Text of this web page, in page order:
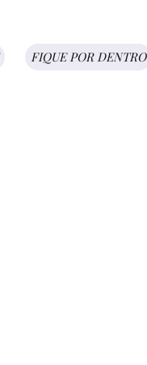
FIQUE POR DENTRO